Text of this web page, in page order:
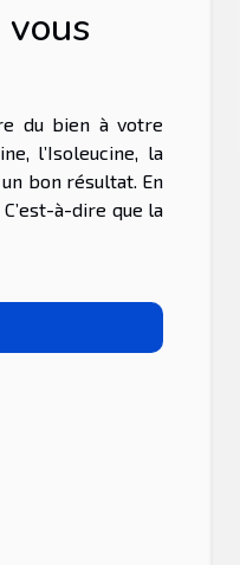
du bien à votre
l’Isoleucine, la
bon résultat. En
à-dire que la